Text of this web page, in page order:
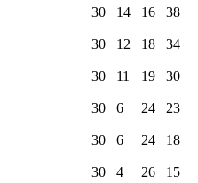
30 14 16 38
30 12 18 34
30 11 19 30
30 6 24 23
30 6 24 18
30 4 26 15